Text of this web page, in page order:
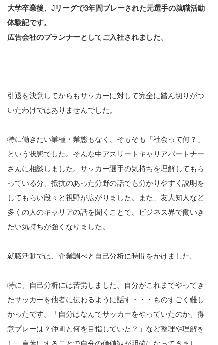
大学卒業後、Jリーグで3年間プレーされた元選手の就職活動
体験記です。
広告会社のプランナーとしてご入社されました。
引退を決意してからもサッカーに対して完全に踏ん切りがつ
いたわけではありませんでした。
特に働きたい業種・業態もなく、そもそも「社会って何？」
という状態でした。そんな中アスリートキャリアパートナー
さんに相談しました。サッカー選手の気持ちを理解してもら
っている分、抵抗のあった分野の話でも分かりやすく説明を
してもらい段々と視野が広がりました。また、友人知人など
多くの人のキャリアの話を聞くことで、ビジネス界で働いき
たい気持ちが強くなりました。
就職活動では、企業調べと自己分析に時間をかけました。
特に、自己分析には苦労しました。自分がこれまでやってき
たサッカーを他者に伝わるように話す・・・ものすごく難し
かったです。「自分はなんでサッカーをやっていたのか、得
意プレーは？仲間と何を目指していた？」など整理や理解を
し、言葉にすることで自分の価値観が明確になってきまし